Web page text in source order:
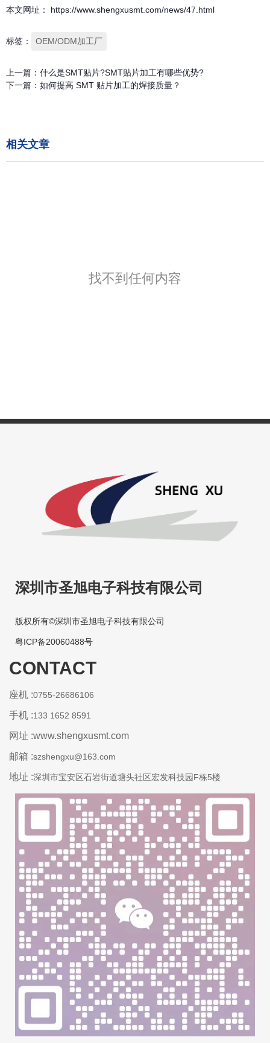
本文网址： https://www.shengxusmt.com/news/47.html
标签： OEM/ODM加工厂
上一篇： 什么是SMT贴片?SMT贴片加工有哪些优势?
下一篇： 如何提高 SMT 贴片加工的焊接质量？
相关文章
找不到任何内容
深圳市圣旭电子科技有限公司
版权所有©深圳市圣旭电子科技有限公司
粤ICP备20060488号
CONTACT
座机 :0755-26686106
手机 :133 1652 8591
网址 :www.shengxusmt.com
邮箱 :szshengxu@163.com
地址 :深圳市宝安区石岩街道塘头社区宏发科技园F栋5楼